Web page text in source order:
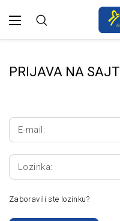
PRIJAVA NA SAJT
E-mail:
Lozinka:
Zaboravili ste lozinku?